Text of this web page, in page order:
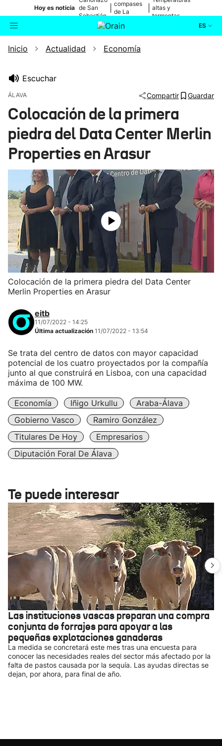
Hoy es noticia de San
Sebastián
compases
de La
altas y
tormentas
ES
Buscador Actualidad
Ikusmiran
Eguraldia
Inicio Actualidad Economía
Escuchar
ÁLAVA Compartir Guardar
Colocación de la primera
piedra del Data Center Merlin
Properties en Arasur
Colocación de la primera piedra del Data Center
Merlin Properties en Arasur
eitb
11/07/2022 - 14:25
Última actualización 11/07/2022 - 13:54
Se trata del centro de datos con mayor capacidad
potencial de los cuatro proyectados por la compañía
junto al que construirá en Lisboa, con una capacidad
máxima de 100 MW.
Economía Iñigo Urkullu
Araba-Álava
Gobierno Vasco
Ramiro González
Titulares De Hoy
Empresarios
Diputación Foral De Álava
Te puede interesar
Las instituciones vascas preparan una compra
conjunta de forrajes para apoyar a las
pequeñas explotaciones ganaderas
La medida se concretará este mes tras una encuesta para
conocer las necesidades reales del sector más afectado por la
falta de pastos causada por la sequía. Las ayudas directas se
dejan, por ahora, para final de año.